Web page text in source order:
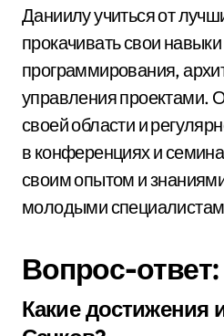
Даниилу учиться от
прокачивать свои
программирования,
управления проектами.
своей области и
в конференциях и
своим опытом и
молодыми
Вопрос-ответ:
Какие достижения